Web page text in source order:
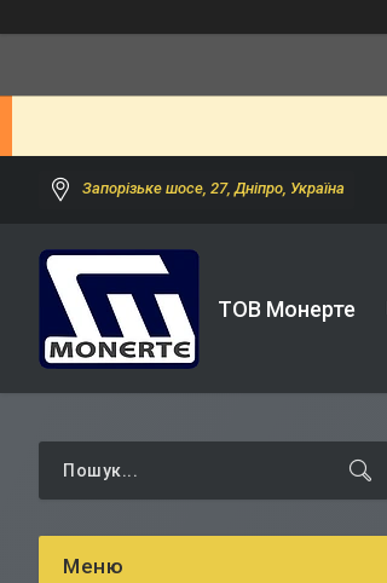
Запорізьке шосе, 27, Дніпро, Україна
ТОВ Монерте